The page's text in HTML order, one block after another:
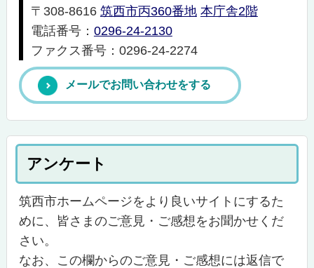
〒308-8616 筑西市丙360番地 本庁舎2階
電話番号： 0296-24-2130
ファクス番号：0296-24-2274
メールでお問い合わせをする
アンケート
筑西市ホームページをより良いサイトにするた
めに、皆さまのご意見・ご感想をお聞かせくだ
さい。
なお、この欄からのご意見・ご感想には返信で